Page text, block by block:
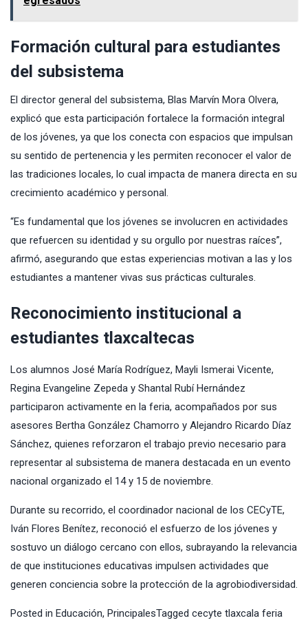
Formación cultural para estudiantes
del subsistema
El director general del subsistema, Blas Marvín Mora Olvera,
explicó que esta participación fortalece la formación integral
de los jóvenes, ya que los conecta con espacios que impulsan
su sentido de pertenencia y les permiten reconocer el valor de
las tradiciones locales, lo cual impacta de manera directa en su
crecimiento académico y personal.
“Es fundamental que los jóvenes se involucren en actividades
que refuercen su identidad y su orgullo por nuestras raíces”,
afirmó, asegurando que estas experiencias motivan a las y los
estudiantes a mantener vivas sus prácticas culturales.
Reconocimiento institucional a
estudiantes tlaxcaltecas
Los alumnos José María Rodríguez, Mayli Ismerai Vicente,
Regina Evangeline Zepeda y Shantal Rubí Hernández
participaron activamente en la feria, acompañados por sus
asesores Bertha González Chamorro y Alejandro Ricardo Díaz
Sánchez, quienes reforzaron el trabajo previo necesario para
representar al subsistema de manera destacada en un evento
nacional organizado el 14 y 15 de noviembre.
Durante su recorrido, el coordinador nacional de los CECyTE,
Iván Flores Benítez, reconoció el esfuerzo de los jóvenes y
sostuvo un diálogo cercano con ellos, subrayando la relevancia
de que instituciones educativas impulsen actividades que
generen conciencia sobre la protección de la agrobiodiversidad.
Posted in Educación, PrincipalesTagged cecyte tlaxcala feria